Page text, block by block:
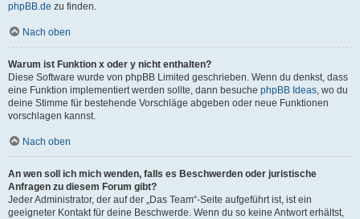
phpBB.de zu finden.
Nach oben
Warum ist Funktion x oder y nicht enthalten?
Diese Software wurde von phpBB Limited geschrieben. Wenn du denkst, dass
eine Funktion implementiert werden sollte, dann besuche phpBB Ideas, wo du
deine Stimme für bestehende Vorschläge abgeben oder neue Funktionen
vorschlagen kannst.
Nach oben
An wen soll ich mich wenden, falls es Beschwerden oder juristische
Anfragen zu diesem Forum gibt?
Jeder Administrator, der auf der „Das Team“-Seite aufgeführt ist, ist ein
geeigneter Kontakt für deine Beschwerde. Wenn du so keine Antwort erhältst,